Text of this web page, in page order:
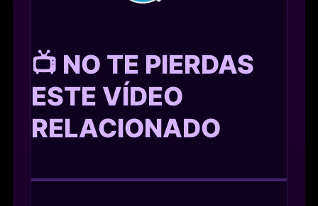
📺 NO TE PIERDAS
ESTE VÍDEO
RELACIONADO